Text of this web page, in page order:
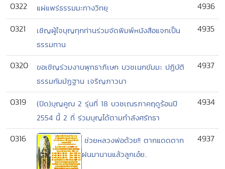
0322
แผ่แพร่ธรรมมะทางวิทยุ
4936
0321
เชิญผู้ใจบุญทุกท่านร่วมจัดพิมพ์หนังสือแจกเป็น
ธรรมทาน
4935
0320
ขอเชิญร่วมงานพุทธาภิเษก บวชเนกขัมมะ ปฏิบัติ
ธรรมกัมมัฏฐาน เจริญภาวนา
4937
0319
(ปิด)บุญคูณ 2 รุ่นที่ 18 บวชเณรภาคฤดูร้อนปี
2554 นี้ 2 ที่ ร่วมบุญได้ตามกำลังศรัทธา
4934
0316
ช่วยหลวงพ่อด้วย!! ตากแดดตาก
ฝนมานานแล้วลูกเอ๋ย..
4937